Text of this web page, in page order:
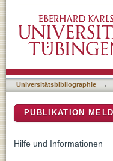
Individuals
Universitätsbibliographie →
PUBLIKATION
Hilfe und Informationen